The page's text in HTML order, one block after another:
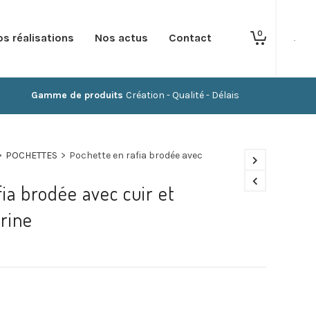
réalisations Nos actus Contact 0 .
Gamme de produits Création - Qualité - Délais
POCHETTES > Pochette en rafia brodée avec
brodée avec cuir et